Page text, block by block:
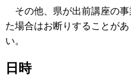
その他、県が出前講座の
た場合はお断りすることが
い。
日時